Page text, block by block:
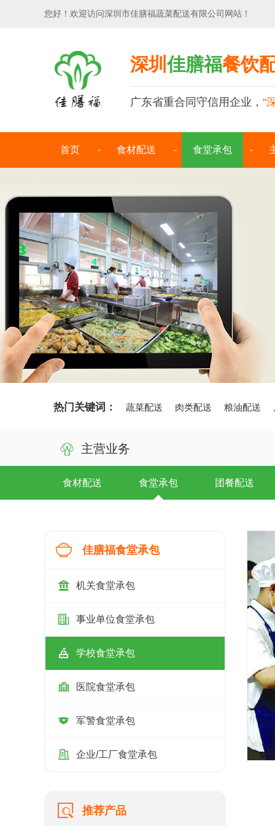
您好！欢迎访问深圳市佳膳福蔬菜配送有限公司网站！
深圳佳膳福餐饮
广东省重合同守信用企业， “
首页 食材配送 食堂承包
热门关键词： 蔬菜配送 肉类配送 粮油配送
 主营业务
食材配送 食堂承包 团餐配送
 佳膳福食堂承包
 机关食堂承包
 事业单位食堂承包
 学校食堂承包
 医院食堂承包
 军警食堂承包
 企业/工厂食堂承包
 推荐产品